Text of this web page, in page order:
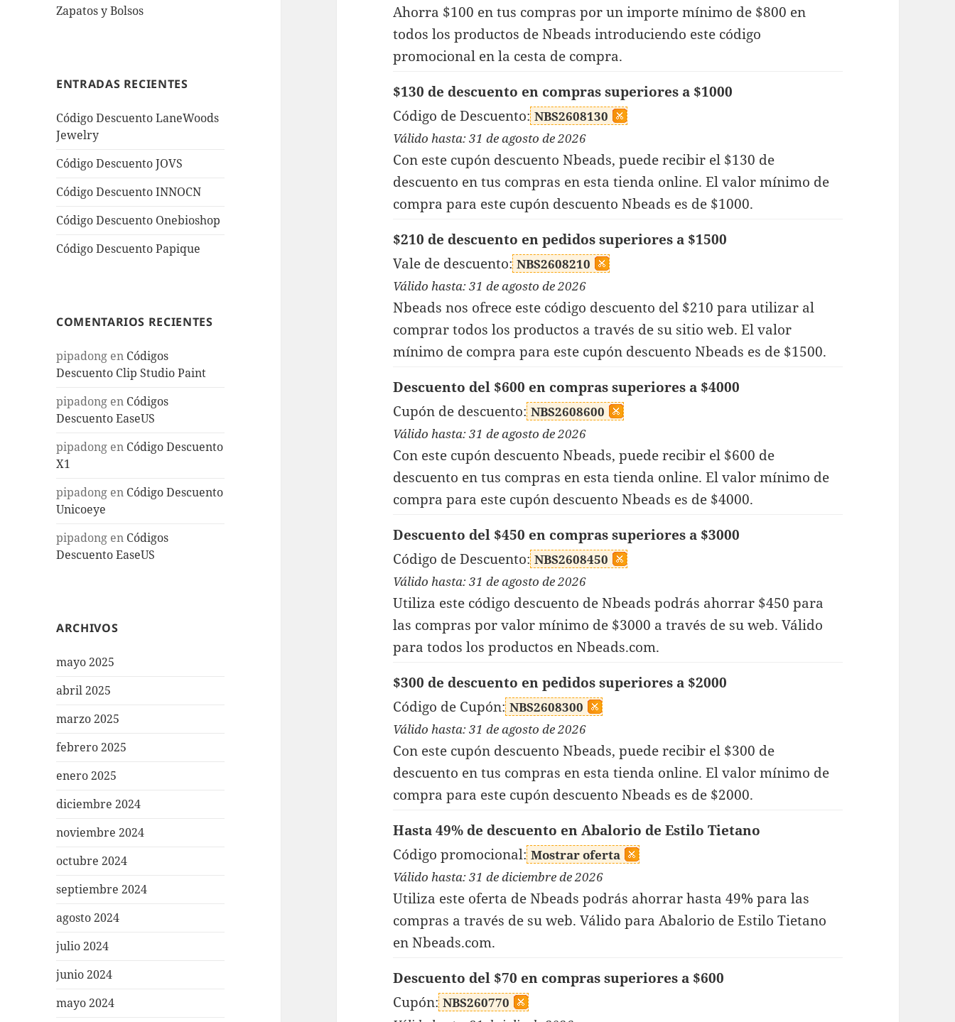
Zapatos y Bolsos
ENTRADAS RECIENTES
Código Descuento LaneWoods
Jewelry
Código Descuento JOVS
Código Descuento INNOCN
Código Descuento Onebioshop
Código Descuento Papique
COMENTARIOS RECIENTES
pipadong en Códigos
Descuento Clip Studio Paint
pipadong en Códigos
Descuento EaseUS
pipadong en Código Descuento
X1
pipadong en Código Descuento
Unicoeye
pipadong en Códigos
Descuento EaseUS
ARCHIVOS
mayo 2025
abril 2025
marzo 2025
febrero 2025
enero 2025
diciembre 2024
noviembre 2024
octubre 2024
septiembre 2024
agosto 2024
julio 2024
junio 2024
mayo 2024
Ahorra $100 en tus compras por un importe mínimo de $800 en
todos los productos de Nbeads introduciendo este código
promocional en la cesta de compra.
$130 de descuento en compras superiores a $1000
Código de Descuento: NBS2608130
Válido hasta: 31 de agosto de 2026
Con este cupón descuento Nbeads, puede recibir el $130 de
descuento en tus compras en esta tienda online. El valor mínimo de
compra para este cupón descuento Nbeads es de $1000.
$210 de descuento en pedidos superiores a $1500
Vale de descuento: NBS2608210
Válido hasta: 31 de agosto de 2026
Nbeads nos ofrece este código descuento del $210 para utilizar al
comprar todos los productos a través de su sitio web. El valor
mínimo de compra para este cupón descuento Nbeads es de $1500.
Descuento del $600 en compras superiores a $4000
Cupón de descuento: NBS2608600
Válido hasta: 31 de agosto de 2026
Con este cupón descuento Nbeads, puede recibir el $600 de
descuento en tus compras en esta tienda online. El valor mínimo de
compra para este cupón descuento Nbeads es de $4000.
Descuento del $450 en compras superiores a $3000
Código de Descuento: NBS2608450
Válido hasta: 31 de agosto de 2026
Utiliza este código descuento de Nbeads podrás ahorrar $450 para
las compras por valor mínimo de $3000 a través de su web. Válido
para todos los productos en Nbeads.com.
$300 de descuento en pedidos superiores a $2000
Código de Cupón: NBS2608300
Válido hasta: 31 de agosto de 2026
Con este cupón descuento Nbeads, puede recibir el $300 de
descuento en tus compras en esta tienda online. El valor mínimo de
compra para este cupón descuento Nbeads es de $2000.
Hasta 49% de descuento en Abalorio de Estilo Tietano
Código promocional: Mostrar oferta
Válido hasta: 31 de diciembre de 2026
Utiliza este oferta de Nbeads podrás ahorrar hasta 49% para las
compras a través de su web. Válido para Abalorio de Estilo Tietano
en Nbeads.com.
Descuento del $70 en compras superiores a $600
Cupón: NBS260770